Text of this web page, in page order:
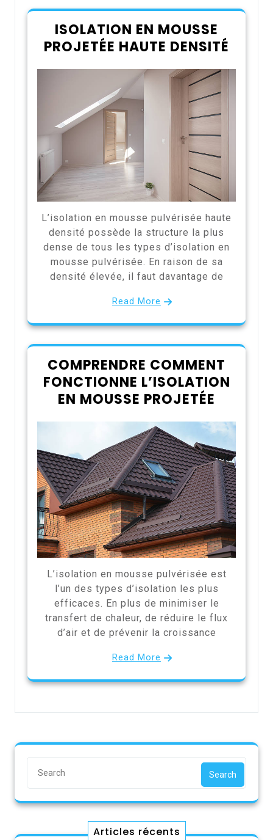
ISOLATION EN MOUSSE
PROJETÉE HAUTE DENSITÉ
L’isolation en mousse pulvérisée haute
densité possède la structure la plus
dense de tous les types d’isolation en
mousse pulvérisée. En raison de sa
densité élevée, il faut davantage de
Read More
COMPRENDRE COMMENT
FONCTIONNE L’ISOLATION
EN MOUSSE PROJETÉE
L’isolation en mousse pulvérisée est
l’un des types d’isolation les plus
efficaces. En plus de minimiser le
transfert de chaleur, de réduire le flux
d’air et de prévenir la croissance
Read More
Search
Articles récents